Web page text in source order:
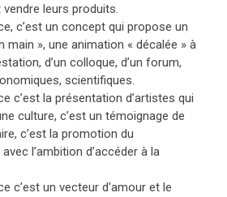
leurs produits.
c’est un concept qui propose un
main », une animation « décalée » à
d’un colloque, d’un forum,
scientifiques.
c’est la présentation d’artistes qui
culture, c’est un témoignage de
c’est la promotion du
l’ambition d’accéder à la
c’est un vecteur d'amour et le